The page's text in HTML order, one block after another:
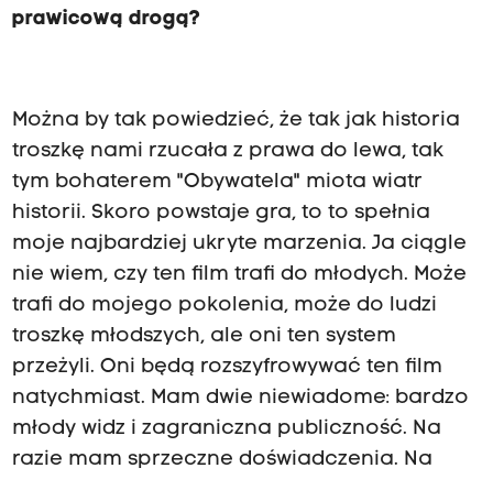
prawicową drogą?
Można by tak powiedzieć, że tak jak historia
troszkę nami rzucała z prawa do lewa, tak
tym bohaterem "Obywatela" miota wiatr
historii. Skoro powstaje gra, to to spełnia
moje najbardziej ukryte marzenia. Ja ciągle
nie wiem, czy ten film trafi do młodych. Może
trafi do mojego pokolenia, może do ludzi
troszkę młodszych, ale oni ten system
przeżyli. Oni będą rozszyfrowywać ten film
natychmiast. Mam dwie niewiadome: bardzo
młody widz i zagraniczna publiczność. Na
razie mam sprzeczne doświadczenia. Na